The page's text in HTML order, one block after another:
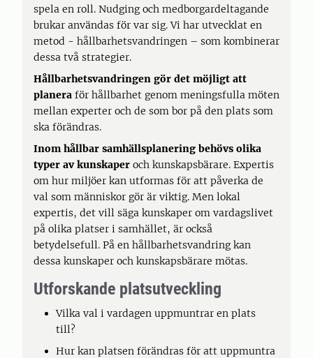
spela en roll. Nudging och medborgardeltagande
brukar användas för var sig. Vi har utvecklat en
metod - hållbarhetsvandringen – som kombinerar
dessa två strategier.
Hållbarhetsvandringen gör det möjligt att
planera för hållbarhet genom meningsfulla möten
mellan experter och de som bor på den plats som
ska förändras.
Inom hållbar samhällsplanering behövs olika
typer av kunskaper och kunskapsbärare. Expertis
om hur miljöer kan utformas för att påverka de
val som människor gör är viktig. Men lokal
expertis, det vill säga kunskaper om vardagslivet
på olika platser i samhället, är också
betydelsefull. På en hållbarhetsvandring kan
dessa kunskaper och kunskapsbärare mötas.
Utforskande platsutveckling
Vilka val i vardagen uppmuntrar en plats
till?
Hur kan platsen förändras för att uppmuntra